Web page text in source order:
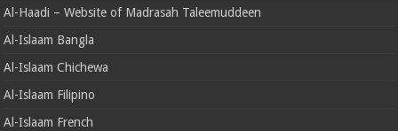
Al-Haadi – Website of Madrasah Taleemuddeen
Al-Islaam Bangla
Al-Islaam Chichewa
Al-Islaam Filipino
Al-Islaam French